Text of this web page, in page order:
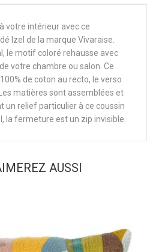
votre intérieur avec ce
Izel de la marque Vivaraise.
le motif coloré rehausse avec
votre chambre ou salon. Ce
de coton au recto, le verso
matières sont assemblées et
un relief particulier à ce coussin
la fermeture est un zip invisible.
AUSSI